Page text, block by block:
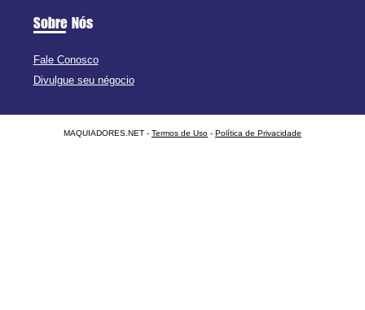
Sobre Nós
Fale Conosco
Divulgue seu négocio
MAQUIADORES.NET - Termos de Uso - Política de Privacidade